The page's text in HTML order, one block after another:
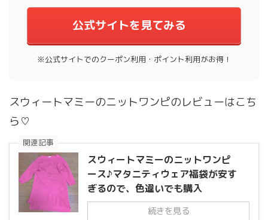
公式サイトを見てみる
※公式サイトでのクーポン利用・ポイント利用がお得！
スウィートマミーのニットワンピのレビューはこち
ら♡
関連記事
スウィートマミーのニットワンピ
ース♪マタニティウェア福袋が安す
ぎるので、色違いでも購入
続きを見る